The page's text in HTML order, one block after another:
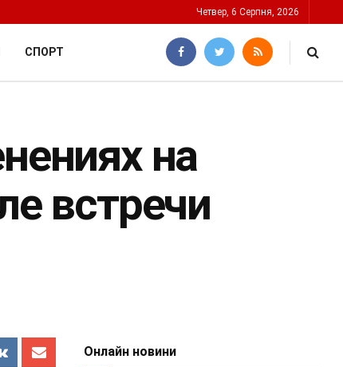
Четвер, 6 Серпня, 2026
СПОРТ
на
встречи
Онлайн новини